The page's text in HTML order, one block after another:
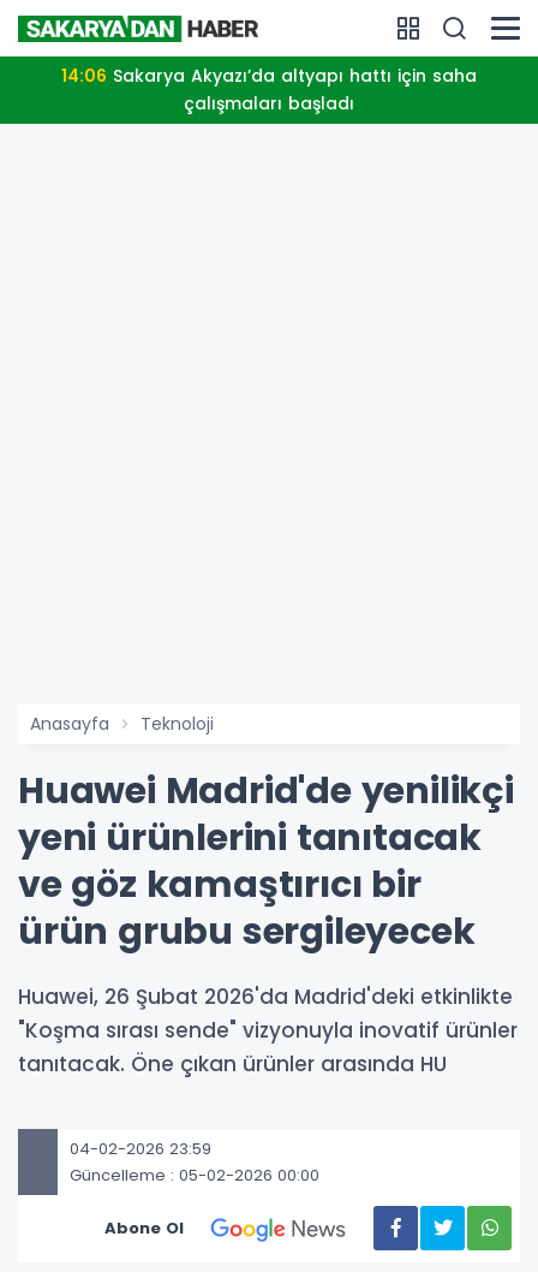
14:06
çalışmaları başladı
Anasayfa Teknoloji
Huawei Madrid'de yenilikçi
yeni ürünlerini tanıtacak
ve göz kamaştırıcı bir
ürün grubu sergileyecek
Huawei, 26 Şubat 2026'da Madrid'deki etkinlikte
"Koşma sırası sende" vizyonuyla inovatif ürünler
tanıtacak. Öne çıkan ürünler arasında HU
04-02-2026 23:59
Güncelleme : 05-02-2026 00:00
Abone Ol